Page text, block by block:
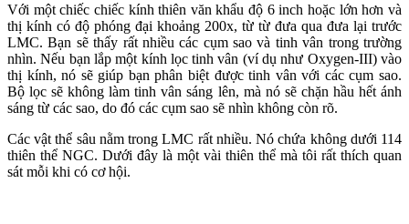
Với một chiếc chiếc kính thiên văn khẩu độ 6 inch hoặc lớn hơn và
thị kính có độ phóng đại khoảng 200x, từ từ đưa qua đưa lại trước
LMC. Bạn sẽ thấy rất nhiều các cụm sao và tinh vân trong trường
nhìn. Nếu bạn lắp một kính lọc tinh vân (ví dụ như Oxygen-III) vào
thị kính, nó sẽ giúp bạn phân biệt được tinh vân với các cụm sao.
Bộ lọc sẽ không làm tinh vân sáng lên, mà nó sẽ chặn hầu hết ánh
sáng từ các sao, do đó các cụm sao sẽ nhìn không còn rõ.
Các vật thể sâu nằm trong LMC rất nhiều. Nó chứa không dưới 114
thiên thể NGC. Dưới đây là một vài thiên thể mà tôi rất thích quan
sát mỗi khi có cơ hội.